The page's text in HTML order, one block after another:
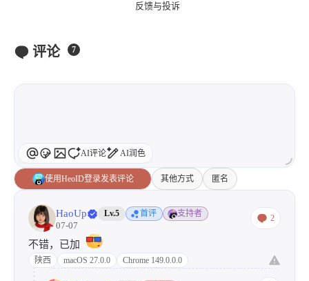
42
44
48
49
50
52
53
54
55
dangerous_paths=(
"/Users/zhheo/"
"$HOME/"
  )
for f in "${files[@]}"; do
for dp in "${dangerous_paths[@]}
echo "🚫 危险操作已拦截：rm $f
return 1
fi
反馈与投诉
评论 7
AI评论 AI润色
使用HeoID登录发表评论 其他方式 匿名
HaoUp Lv.5 首评 支持者
07-07
2
不错，已加
陕西 macOS 27.0.0 Chrome 149.0.0.0